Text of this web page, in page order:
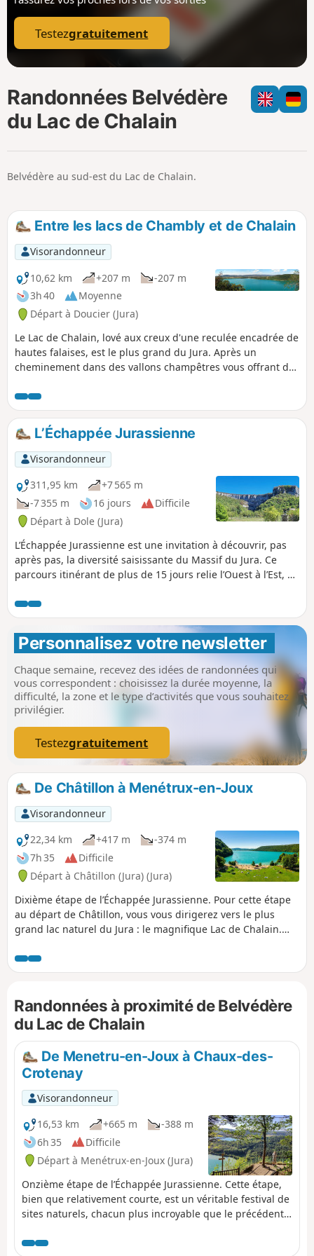
p
Testezgratuitement
Randonnées Belvédère
du Lac de Chalain
Belvédère au sud-est du Lac de Chalain.
Entre les lacs de Chambly et de Chalain
Visorandonneur
10,62 km
+207 m
-207 m
3h 40
Moyenne
Départ à Doucier (Jura)
Le Lac de Chalain, lové aux creux d'une reculée encadrée de
hautes falaises, est le plus grand du Jura. Après un
cheminement dans des vallons champêtres vous offrant de
vous parcourrez les corniches, surplombant ses eaux
turquoises.
L’Échappée Jurassienne
Visorandonneur
311,95 km
+7 565 m
-7 355 m
16 jours
Difficile
Départ à Dole (Jura)
L’Échappée Jurassienne est une invitation à découvrir, pas
après pas, la diversité saisissante du Massif du Jura. Ce
parcours itinérant de plus de 15 jours relie l’Ouest à l’Est, de
préservés du Parc Naturel Régional du Haut-Jura, loin des
frontières, proches de l’essentiel. Depuis les canaux
paisibles de Dole, le sentier serpente à travers les sites les
plus emblématiques du Jura : le Cirque de Baume, les lacs,
reculées, belvédères, et forêts profondes, avant de
s’achever majestueusement à Saint-Claude, cité nichée au
cœur des montagnes. Au fil de ces 311 km, cette itinérance
devient bien plus qu’une randonnée : un véritable
condensé de ce que le Jura a de plus exceptionnel à offrir.
La richesse des paysages, les contrastes d’altitude et
l’authenticité des villages rencontrés permettent à chacun
de se dépasser, de s’immerger pleinement dans la beauté
sauvage, et de renouer avec l’essentiel.
Personnalisez votre newsletter
Chaque semaine, recevez des idées de randonnées qui
vous correspondent : choisissez la durée moyenne, la
difficulté, la zone et le type d’activités que vous souhaitez
privilégier.
Testezgratuitement
De Châtillon à Menétrux-en-Joux
Visorandonneur
22,34 km
+417 m
-374 m
7h 35
Difficile
Départ à Châtillon (Jura) (Jura)
Dixième étape de l’Échappée Jurassienne. Pour cette étape
au départ de Châtillon, vous vous dirigerez vers le plus
grand lac naturel du Jura : le magnifique Lac de Chalain.
s’offre à vous dans toute sa splendeur depuis le plateau,
offrant des panoramas à couper le souffle. Vous marcherez
avant d'atteindre Menétrux-en-Joux, situé à proximité des
célèbres Cascades du Hérisson. Une aventure où chaque
pas vous dévoilera des décors enchanteurs et variés !
Randonnées à proximité de Belvédère
du Lac de Chalain
De Menetru-en-Joux à Chaux-des-
Crotenay
Visorandonneur
16,53 km
+665 m
-388 m
6h 35
Difficile
Départ à Menétrux-en-Joux (Jura)
Onzième étape de l’Échappée Jurassienne. Cette étape,
bien que relativement courte, est un véritable festival de
sites naturels, chacun plus incroyable que le précédent.
escapade rafraîchissante sur un chemin pittoresque,